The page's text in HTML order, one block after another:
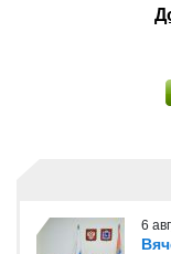
6